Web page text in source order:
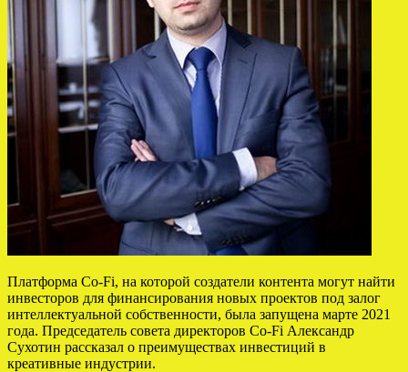
Платформа Co-Fi, на которой создатели контента могут найти
инвесторов для финансирования новых проектов под залог
интеллектуальной собственности, была запущена марте 2021
года. Председатель совета директоров Co-Fi Александр
Сухотин рассказал о преимуществах инвестиций в
креативные индустрии.